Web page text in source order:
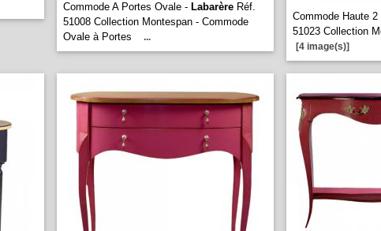
Commode A Portes Ovale - Labarère Réf.
51008 Collection Montespan - Commode
Ovale à Portes
...
Commode Haute
51023 Collection
[4 image(s)]